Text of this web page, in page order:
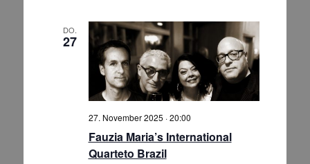
DO.
27
Fauzia Maria’s International
Quarteto Brazil
27. November 2025 · 20:00